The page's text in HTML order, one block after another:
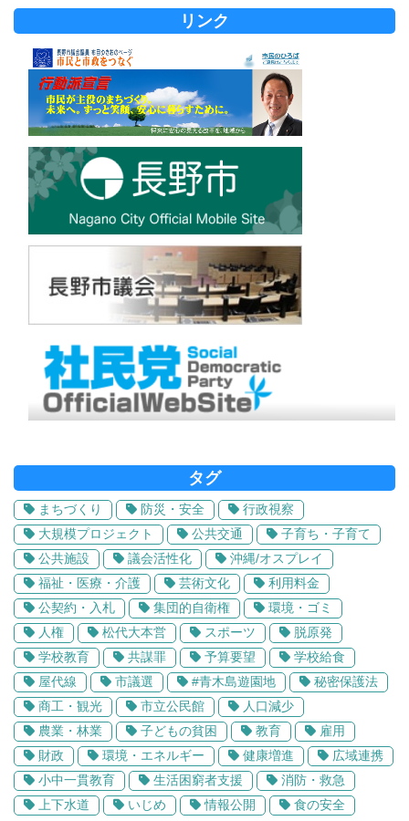
リンク
タグ
まちづくり 防災・安全
行政視察
大規模プロジェクト
公共交通
子育ち・子育て
公共施設
議会活性化
沖縄/オスプレイ
福祉・医療・介護
芸術文化
利用料金
公契約・入札
集団的自衛権
環境・ゴミ
人権
松代大本営 スポーツ
脱原発
学校教育
共謀罪 予算要望
学校給食
屋代線
市議選 #青木島遊園地
秘密保護法
商工・観光
市立公民館
人口減少
農業・林業
子どもの貧困 教育
雇用
財政
環境・エネルギー 健康増進
広域連携
小中一貫教育
生活困窮者支援
消防・救急
上下水道
いじめ 情報公開 食の安全